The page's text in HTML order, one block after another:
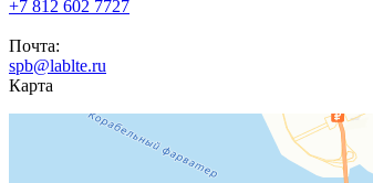
+7 812 602 7727
Почта:
spb@lablte.ru
Карта